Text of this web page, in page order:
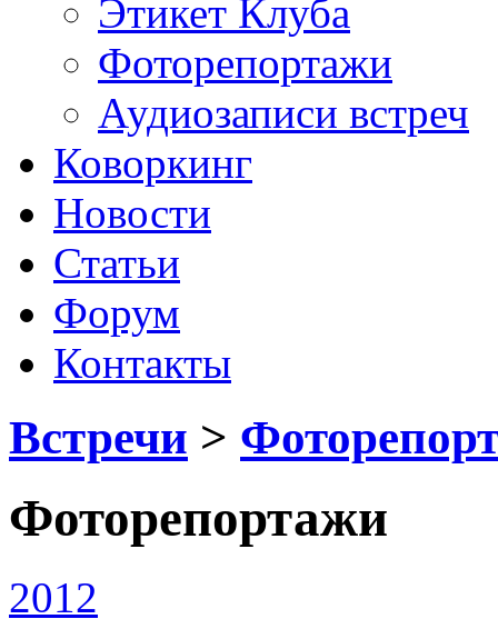
Этикет Клуба
Фоторепортажи
Аудиозаписи встреч
Коворкинг
Новости
Статьи
Форум
Контакты
Встречи >
Фоторепортажи
2012